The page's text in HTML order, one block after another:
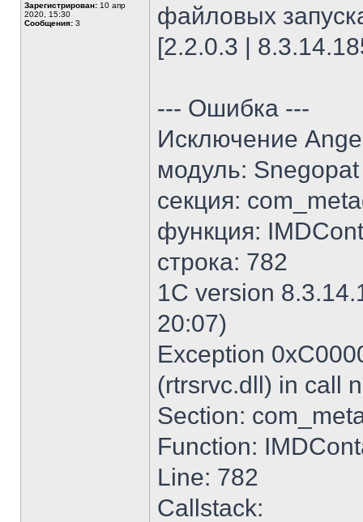
Зарегистрирован: 10 апр
2020, 15:30
Сообщения: 3
файловых
[2.2.0.3 |
--- Ошибка ---
Исключение
модуль: Snegopat
секция:
функция:
строка: 782
1C version
20:07)
Exception
(rtrsrvc.dll) in call
Section:
Function:
Line: 782
Callstack: